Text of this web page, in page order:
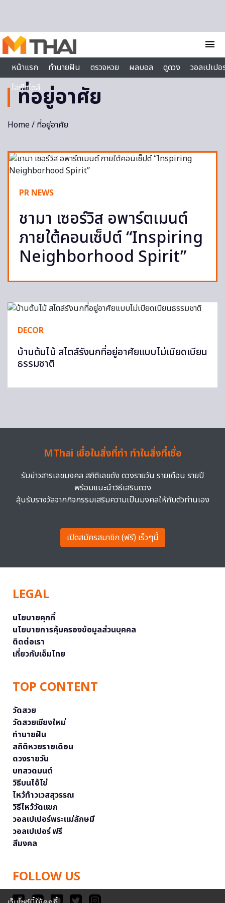
menu
หน้าแรก
ทำนายฝัน ตรวจหวย ผลบอล ดูดวง
วอลเปเป
ไลฟ์สไตล์
ที่อยู่อาศัย
Home/ ที่อยู่อาศัย
PR NEWS
ชามา เซอร์วิส อพาร์ตเมนต์
ภายใต้คอนเซ็ปต์ “Inspiring
Neighborhood Spirit”
DECOR
บ้านต้นไม้ สไตล์รังนกที่อยู่อาศัยแบบไม่เบียดเบียน
ธรรมชาติ
MThai เชื่อในสิ่งที่ทำ ทำในสิ่งที่เชื่อ
รับข่าวสารเลขมงคล สถิติเลขดัง ดวงรายวัน รายเดือน รายปี
พร้อมแนะนำวิธีเสริมดวง
ลุ้นรับรางวัลจากกิจกรรมเสริมความเป็นมงคลให้กับตัวท่านเอง
เปิดสมัครสมาชิก (ฟรี) เร็วๆนี้
LEGAL
นโยบายคุกกี้
นโยบายการคุ้มครองข้อมูลส่วนบุคคล
ติดต่อเรา
เกี่ยวกับเอ็มไทย
TOP CONTENT
วัดสวย
วัดสวยเชียงใหม่
ทำนายฝัน
สถิติหวยรายเดือน
ดวงรายวัน
บทสวดมนต์
วิธีบนไอ้ไข่
ไหว้ท้าวเวสสุวรรณ
วิธีไหว้วัดแขก
วอลเปเปอร์พระแม่ลักษมี
วอลเปเปอร์ ฟรี
สีมงคล
FOLLOW US